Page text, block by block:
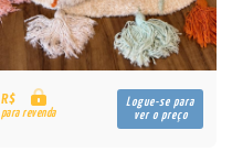
R$
para revenda
Logue-se para
ver o preço